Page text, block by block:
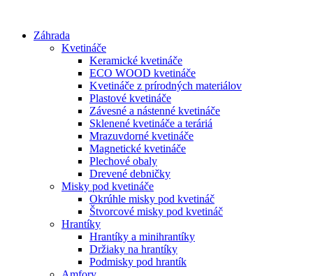
obsah
Záhrada
Kvetináče
Keramické kvetináče
ECO WOOD kvetináče
Kvetináče z prírodných materiálov
Plastové kvetináče
Závesné a nástenné kvetináče
Sklenené kvetináče a teráriá
Mrazuvdorné kvetináče
Magnetické kvetináče
Plechové obaly
Drevené debničky
Misky pod kvetináče
Okrúhle misky pod kvetináč
Štvorcové misky pod kvetináč
Hrantíky
Hrantíky a minihrantíky
Držiaky na hrantíky
Podmisky pod hrantík